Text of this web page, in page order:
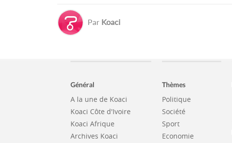
Par Koaci
Général
A la une de Koaci
Koaci Côte d'Ivoire
Koaci Afrique
Archives Koaci
Thèmes
Politique
Société
Sport
Economie